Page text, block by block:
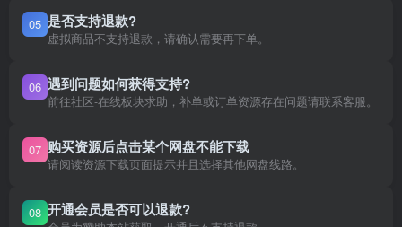
05 是否支持退款?
虚拟商品不支持退款，请确认需要再下单。
06 遇到问题如何获得支持?
前往社区-在线板块求助，补单或订单资源存在问题请联系客服。
07 购买资源后点击某个网盘不能下载
请阅读资源下载页面提示并且选择其他网盘线路。
08 开通会员是否可以退款?